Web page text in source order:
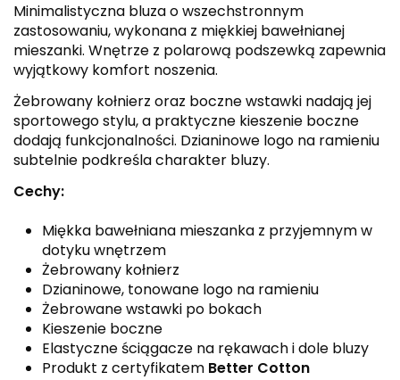
Minimalistyczna bluza o wszechstronnym
zastosowaniu, wykonana z miękkiej bawełnianej
mieszanki. Wnętrze z polarową podszewką zapewnia
wyjątkowy komfort noszenia.
Żebrowany kołnierz oraz boczne wstawki nadają jej
sportowego stylu, a praktyczne kieszenie boczne
dodają funkcjonalności. Dzianinowe logo na ramieniu
subtelnie podkreśla charakter bluzy.
Cechy:
Miękka bawełniana mieszanka z przyjemnym w
dotyku wnętrzem
Żebrowany kołnierz
Dzianinowe, tonowane logo na ramieniu
Żebrowane wstawki po bokach
Kieszenie boczne
Elastyczne ściągacze na rękawach i dole bluzy
Produkt z certyfikatem Better Cotton